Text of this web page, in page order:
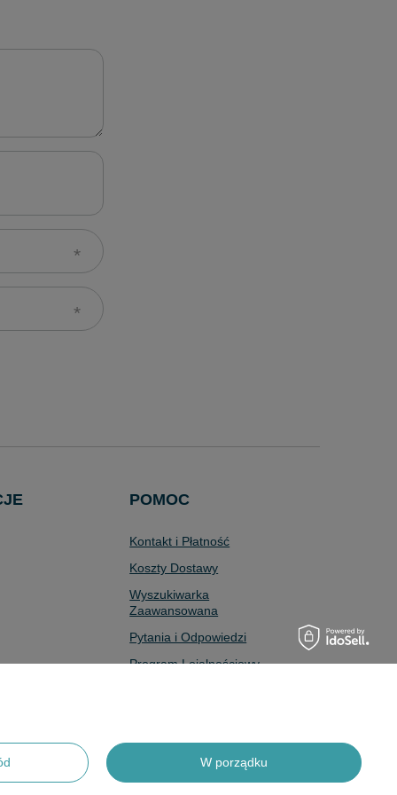
POMOC
Kontakt i Płatność
Koszty Dostawy
Wyszukiwarka
Zaawansowana
Pytania i Odpowiedzi
Program Lojalnościowy
W porządku